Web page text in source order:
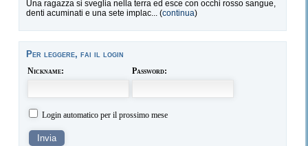
Una ragazza si sveglia nella terra ed esce con occhi rosso sangue,
denti acuminati e una sete implac... (continua)
Per leggere, fai il login
Nickname: Password:
Login automatico per il prossimo mese